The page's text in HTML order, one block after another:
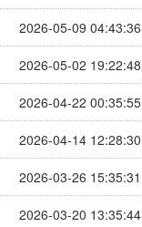
2026-05-09 04:43:36
2026-05-02 19:22:48
2026-04-22 00:35:55
2026-04-14 12:28:30
2026-03-26 15:35:31
2026-03-20 13:35:44